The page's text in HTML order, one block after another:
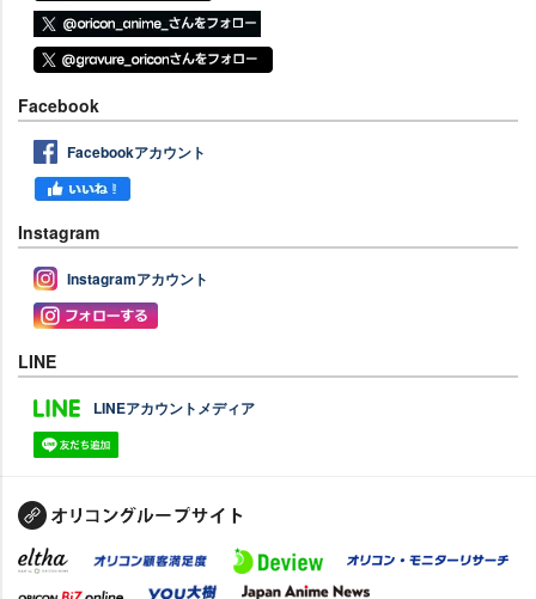
Facebook
Facebookアカウント
Instagram
Instagramアカウント
LINE
LINEアカウントメディア